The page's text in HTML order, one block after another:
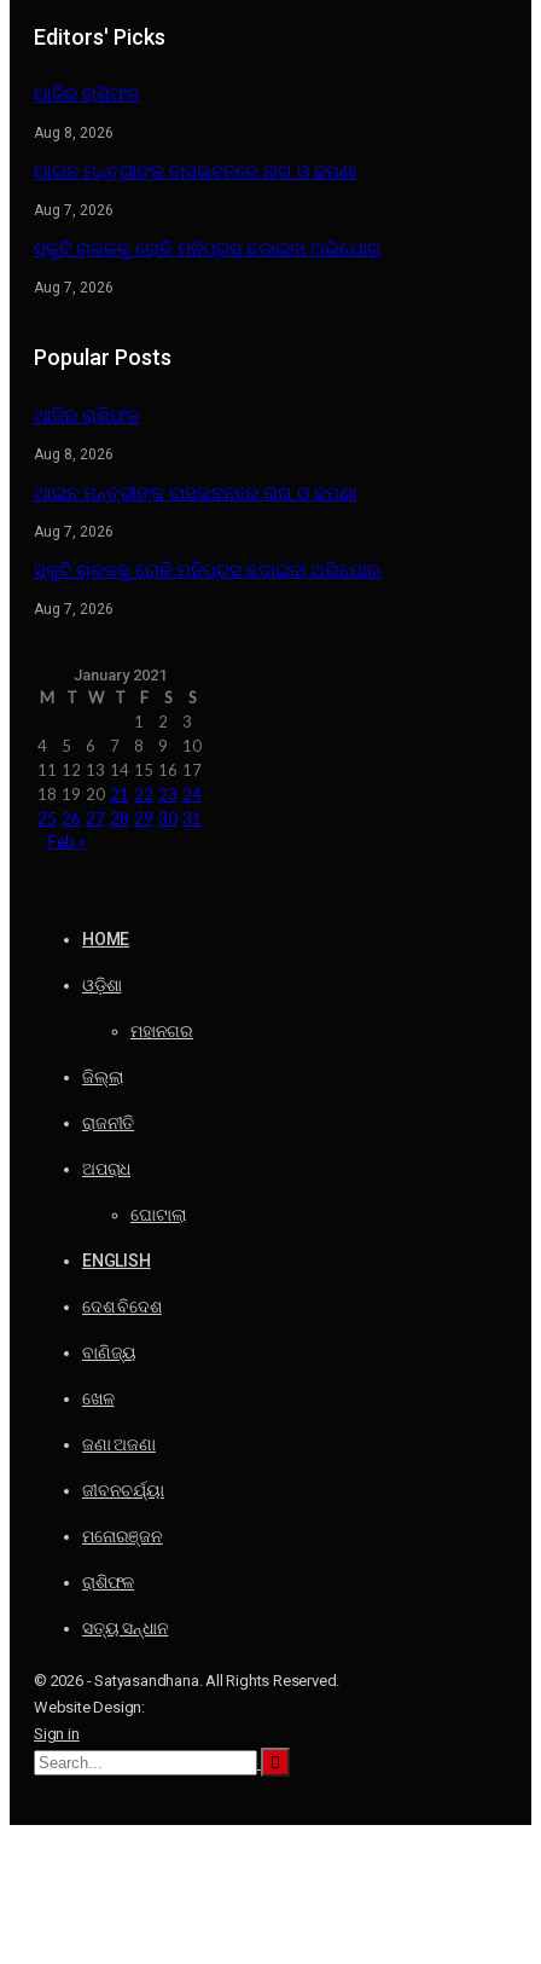
Editors' Picks
ଆଜିର ରାଶିଫଳ
Aug 8, 2026
ଆଇନ ମନ୍ତ୍ରୀଙ୍କ ବାସଭବନରେ ନାଗ ଓ ଢମଣା
Aug 7, 2026
ସ୍କୁଟି ଚାଳକକୁ ରୋକି ମନିପ୍ରସ ଛଡାଇବା ଅଭିଯୋଗ
Aug 7, 2026
Popular Posts
ଆଜିର ରାଶିଫଳ
Aug 8, 2026
ଆଇନ ମନ୍ତ୍ରୀଙ୍କ ବାସଭବନରେ ନାଗ ଓ ଢମଣା
Aug 7, 2026
ସ୍କୁଟି ଚାଳକକୁ ରୋକି ମନିପ୍ରସ ଛଡାଇବା ଅଭିଯୋଗ
Aug 7, 2026
January 2021
M T W T F S
S
1
2
3
4
5 6 7 8 9
10
11 12 13 14 15 16 17
18 19 20 21 22 23 24
25 26 27 28 29 30 31
Feb »
HOME
ଓଡ଼ିଶା
ମହାନଗର
ଜିଲ୍ଲା
ରାଜନୀତି
ଅପରାଧ
ଘୋଟାଲା
ENGLISH
ଦେଶ ବିଦେଶ
ବାଣିଜ୍ୟ
ଖେଳ
ଜଣା ଅଜଣା
ଜୀବନଚର୍ଯ୍ୟା
ମନୋରଞ୍ଜନ
ରାଶିଫଳ
ସତ୍ୟ ସନ୍ଧାନ
© 2026 - Satyasandhana. All Rights Reserved.
Website Design:
Sign in